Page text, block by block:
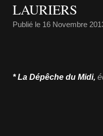
LAURIERS
Publié le 16 Novembre
* La Dépêche du Midi,